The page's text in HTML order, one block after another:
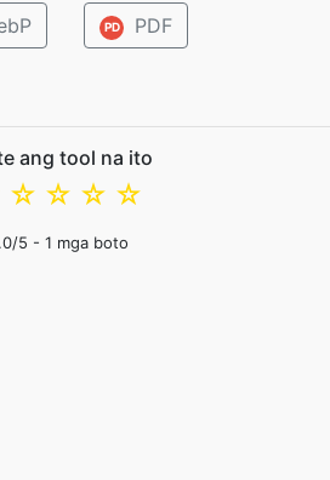
PD PDF
ang tool na ito
☆
☆
☆
☆
/5 - 1 mga boto